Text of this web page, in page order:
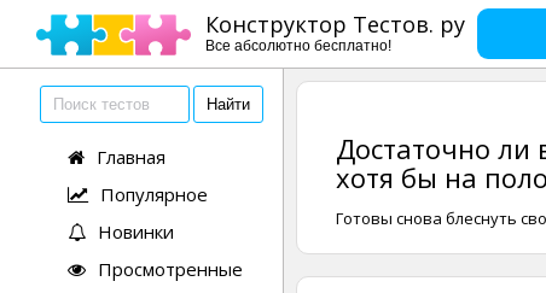
Конструктор Тестов. ру
Все абсолютно бесплатно!
Главная
Популярное
Новинки
Просмотренные
Достаточно ли
хотя бы на
Готовы снова блеснуть